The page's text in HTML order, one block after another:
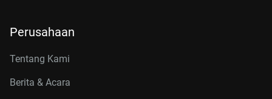
Perusahaan
Tentang Kami
Berita & Acara